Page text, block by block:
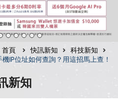
首頁 快訊新知
科技新知
機IP位址如何查詢？用這招馬上查！
新知